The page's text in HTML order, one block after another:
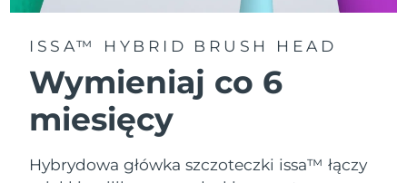
ISSA™ HYBRID BRUSH HEAD
Wymieniaj co 6
miesięcy
Hybrydowa główka szczoteczki issa™ łączy